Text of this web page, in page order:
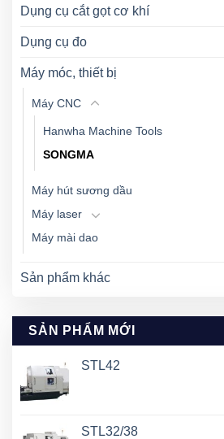
Dụng cụ cắt gọt cơ khí
Dụng cụ đo
Máy móc, thiết bị
Máy CNC
Hanwha Machine Tools
SONGMA
Máy hút sương dầu
Máy laser
Máy mài dao
Sản phẩm khác
SẢN PHẨM MỚI
STL42
STL32/38